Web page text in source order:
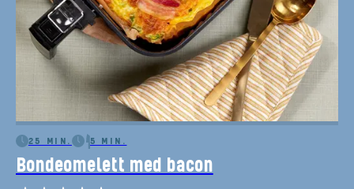
25 MIN. 5 MIN.
Bondeomelett med bacon